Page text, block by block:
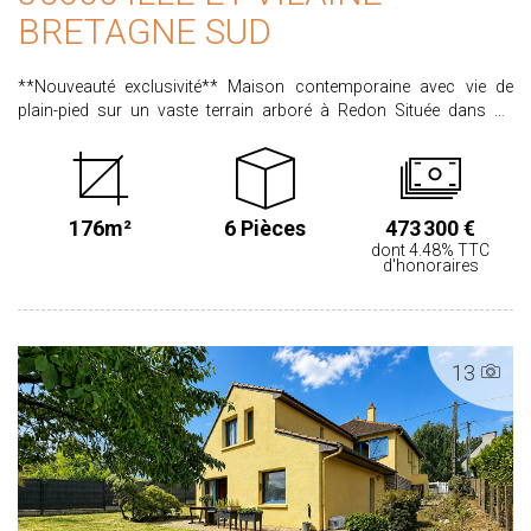
BRETAGNE SUD
**Nouveauté exclusivité** Maison contemporaine avec vie de
plain-pied sur un vaste terrain arboré à Redon Située dans un
environ 175 m² habitables sur un terrain de près de 4 000 m². Dès
l'entrée, vous découvrirez hall avec placard desservant une pièce
de vie spacieuse et lumineuse ouvert sur l'extérieur de plus de 40m²
avec un poêle à bois, une cuisine aménagée et équipée semi
ouverte sur la pièce de vie, ainsi qu'un cellier/arrière cuisine
l'étage, une grande mezzanine lumineuse, trois chambres avec
placard, un bureau, deux salles d'eau/bains et des WC complètent
l'espace nuit, idéal pour une vie de famille confortable. Les
prestations sont de qualité : chauffage au sol par aérothermie,
poêle à bois, menuiseries aluminium double vitrage, isolation
performante, volets roulants électriques. Un sous-sol complet
d'environ 112 m² offre de nombreuses possibilités de
stationnement et de stockage ainsi qu'un second garage
176m² 6 Pièces 473 300 €
dont 4.48% TTC
d'honoraires
13